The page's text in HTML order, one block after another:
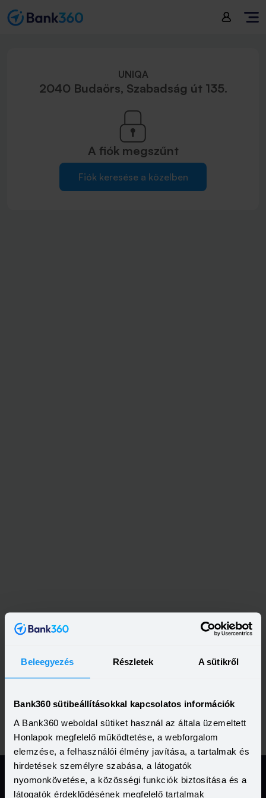
Beleegyezés Részletek A sütikről
Bank360 sütibeállításokkal kapcsolatos információk
A Bank360 weboldal sütiket használ az általa üzemeltett
Honlapok megfelelő működtetése, a webforgalom
elemzése, a felhasználói élmény javítása, a tartalmak és
hirdetések személyre szabása, a látogatók
nyomonkövetése, a közösségi funkciók biztosítása és a
látogatók érdeklődésének megfelelő tartalmak
UNIQA
2040 Budaörs, Szabadság út 135.
A fiók megszűnt
Fiók keresése a közelben